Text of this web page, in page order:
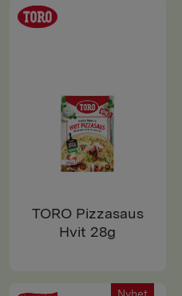
TORO Pizzasaus
Hvit 28g